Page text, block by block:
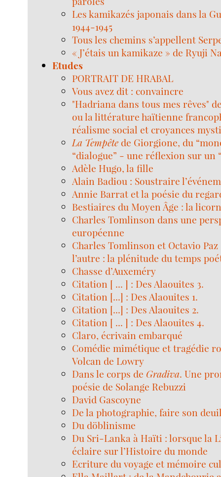
Les kamikazés japonais dans la
1944-1945
Tous les chemins s’appellent
« J’étais un kamikaze » de Ryuji
Etudes
PORTRAIT DE HRABAL
Vous avez dit : convaincre
"Hadriana dans tous mes rêves"
ou la littérature haïtienne
réalisme social et croyances
La Tempête de Giorgione, du
“dialogue” - une réflexion sur un
Adèle Hugo, la fille
Alain Badiou : Soustraire
Annie Barrat et la poésie du
Bestiaires du Moyen Âge : la
Charles Tomlinson dans une
européenne
Charles Tomlinson et Octavio
l’autre : la plénitude du temps
Chasse d’Auxeméry
Citation [ ... ] : Des Alaouites 3.
Citation [...] : Des Alaouites 1.
Citation [...] : Des Alaouites 2.
Citation [ ... ] : Des Alaouites 4.
Claro, écrivain embarqué
Comédie mimétique et tragédie
Volcan de Lowry
Dans le corps de Gradiva. Une
poésie de Solange Rebuzzi
David Gascoyne
De la photographie, faire son
Du döblinisme
Du Sri-Lanka à Haïti : lorsque la
éclaire sur l’Histoire du monde
Ecriture du voyage et mémoire